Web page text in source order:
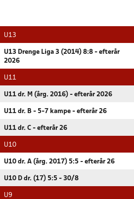
U13
U13 Drenge Liga 3 (2014) 8:8 - efterår
2026
U11
U11 dr. M (årg. 2016) - efterår 2026
U11 dr. B - 5-7 kampe - efterår 26
U11 dr. C - efterår 26
U10
U10 dr. A (årg. 2017) 5:5 - efterår 26
U10 D dr. (17) 5:5 - 30/8
U9